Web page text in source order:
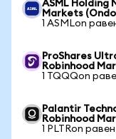
ASML Holding
Markets
1 ASMLon
ProShares
Robinhood
1 TQQQon
Palantir
Robinhood
1 PLTRon